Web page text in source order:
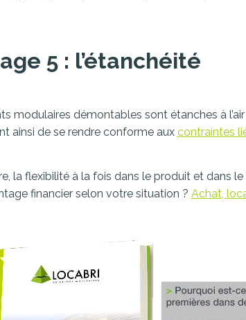
5 : l’étanchéité
modulaires démontables sont étanches à
ainsi de se rendre conforme aux contraintes
la flexibilité à la fois dans le produit et dans
financier selon votre situation ? Achat,